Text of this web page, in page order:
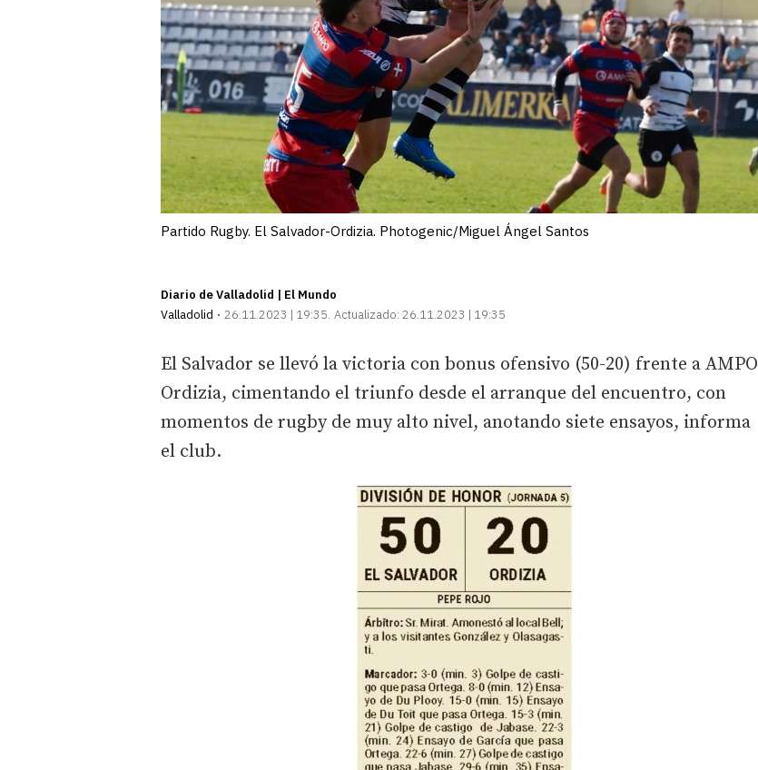
Partido Rugby. El Salvador-Ordizia. Photogenic/Miguel Ángel Santos
Diario de Valladolid | El Mundo
Valladolid
26.11.2023 | 19:35 Actualizado: 26.11.2023 | 19:35
El Salvador se llevó la victoria con bonus ofensivo (50-20) frente a AMPO
Ordizia, cimentando el triunfo desde el arranque del encuentro, con
momentos de rugby de muy alto nivel, anotando siete ensayos, informa
el club.